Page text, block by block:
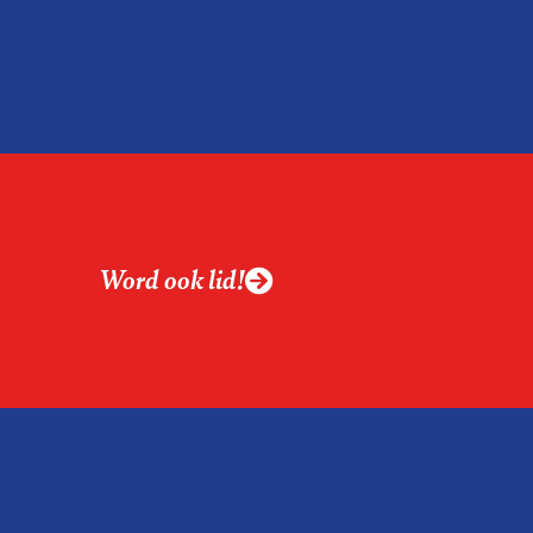
Word ook lid!